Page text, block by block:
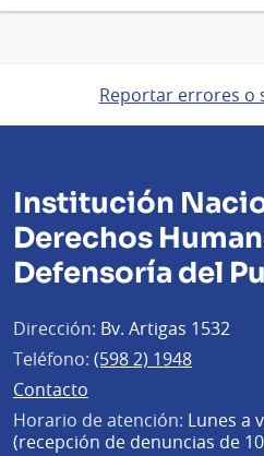
Reportar errores o
Institución
Derechos
Defensoría del
Dirección: Bv. Artigas 1532
Teléfono: (598 2) 1948
Contacto
Horario de atención: Lunes a
(recepción de denuncias de